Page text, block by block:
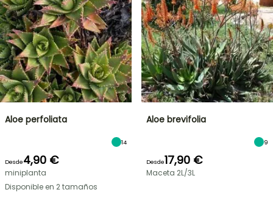
Aloe perfoliata
14
Desde4,90 €
miniplanta
Disponible en 2 tamaños
Aloe brevifolia
9
Desde17,90 €
Maceta 2L/3L